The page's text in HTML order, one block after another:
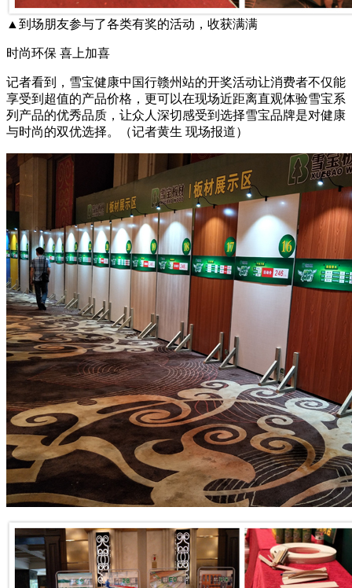
▲到场朋友参与了各类有奖的活动，收获满满
时尚环保 喜上加喜
记者看到，雪宝健康中国行赣州站的开奖活动让消费者不仅能
享受到超值的产品价格，更可以在现场近距离直观体验雪宝系
列产品的优秀品质，让众人深切感受到选择雪宝品牌是对健康
与时尚的双优选择。（记者黄生 现场报道）